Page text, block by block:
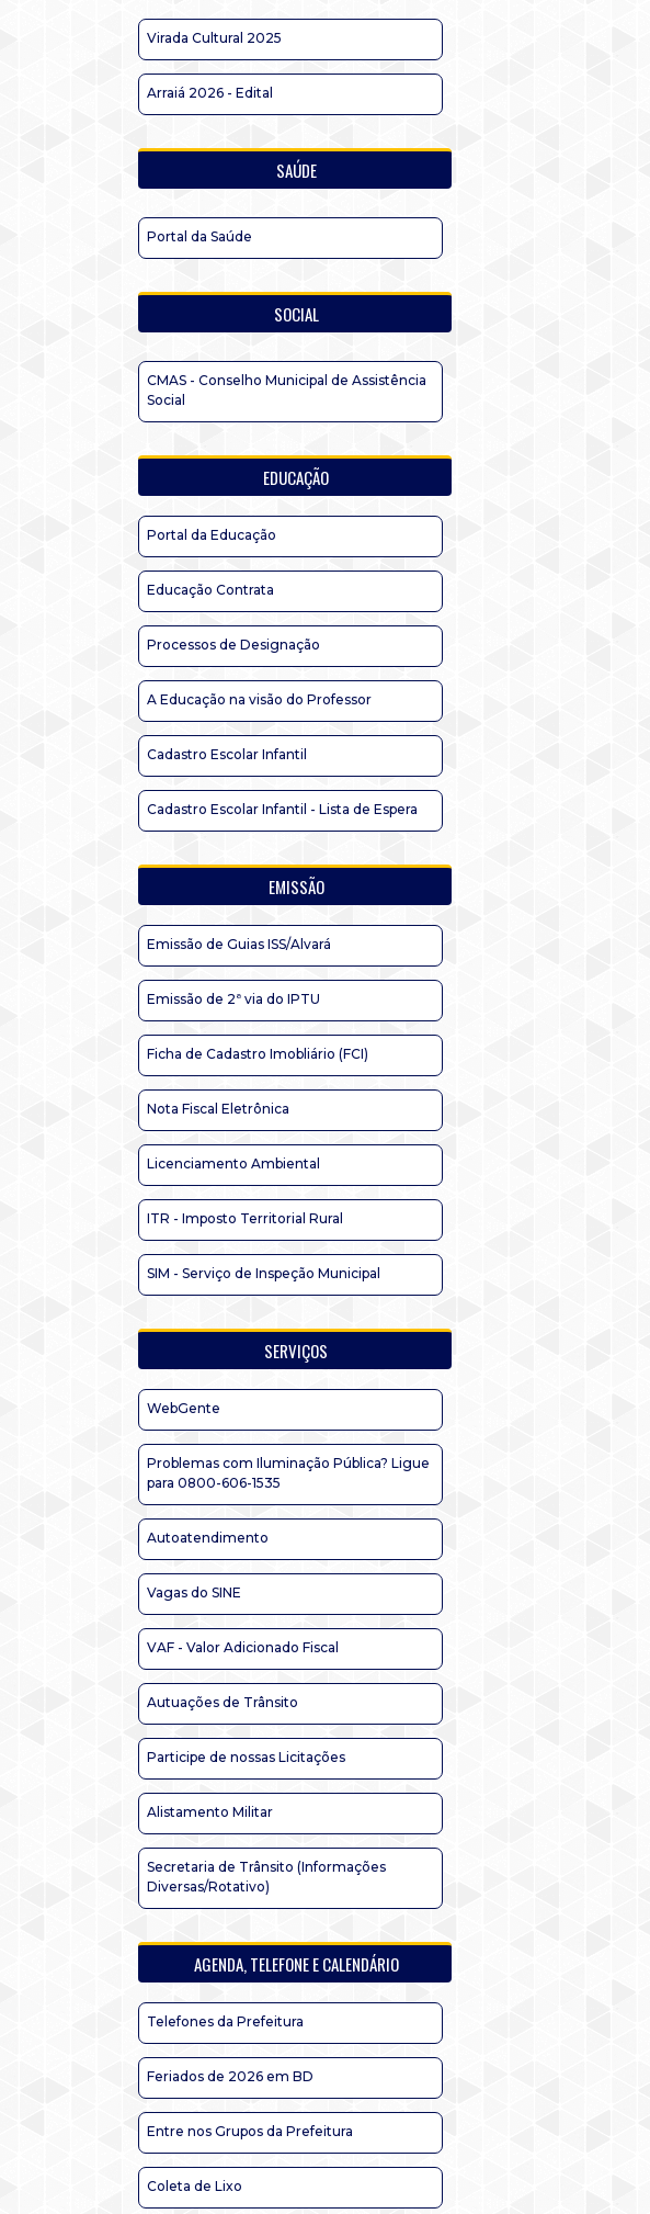
Virada Cultural 2025
Arraiá 2026 - Edital
SAÚDE
Portal da Saúde
SOCIAL
CMAS - Conselho Municipal de Assistência
Social
EDUCAÇÃO
Portal da Educação
Educação Contrata
Processos de Designação
A Educação na visão do Professor
Cadastro Escolar Infantil
Cadastro Escolar Infantil - Lista de Espera
EMISSÃO
Emissão de Guias ISS/Alvará
Emissão de 2ª via do IPTU
Ficha de Cadastro Imobliário (FCI)
Nota Fiscal Eletrônica
Licenciamento Ambiental
ITR - Imposto Territorial Rural
SIM - Serviço de Inspeção Municipal
SERVIÇOS
WebGente
Problemas com Iluminação Pública? Ligue
para 0800-606-1535
Autoatendimento
Vagas do SINE
VAF - Valor Adicionado Fiscal
Autuações de Trânsito
Participe de nossas Licitações
Alistamento Militar
Secretaria de Trânsito (Informações
Diversas/Rotativo)
AGENDA, TELEFONE E CALENDÁRIO
Telefones da Prefeitura
Feriados de 2026 em BD
Entre nos Grupos da Prefeitura
Coleta de Lixo